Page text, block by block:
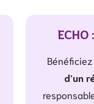
Bénéficiez
d’un